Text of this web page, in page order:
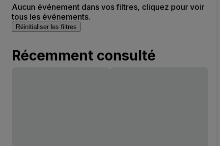
Aucun événement dans vos filtres, cliquez pour voir
tous les événements.
Réinitialiser les filtres
Récemment consulté